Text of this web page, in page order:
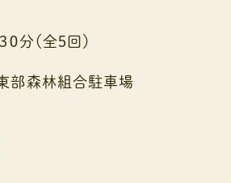
０分（全５回）
部森林組合駐車場